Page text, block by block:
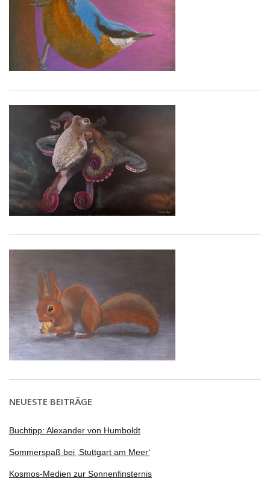
NEUESTE BEITRÄGE
Buchtipp: Alexander von Humboldt
Sommerspaß bei ‚Stuttgart am Meer‘
Kosmos-Medien zur Sonnenfinsternis